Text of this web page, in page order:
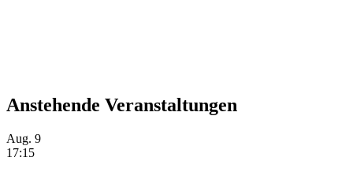
Anstehende Veranstaltungen
Aug. 9
17:15